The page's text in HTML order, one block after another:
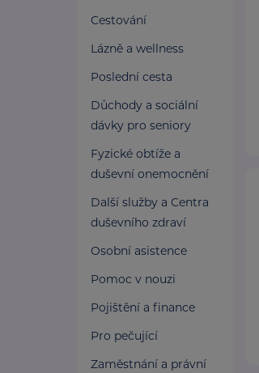
Cestování
Lázně a wellness
Poslední cesta
Důchody a sociální
dávky pro seniory
Fyzické obtíže a
duševní onemocnění
Další služby a Centra
duševního zdraví
Osobní asistence
Pomoc v nouzi
Pojištění a finance
Pro pečující
Zaměstnání a právní